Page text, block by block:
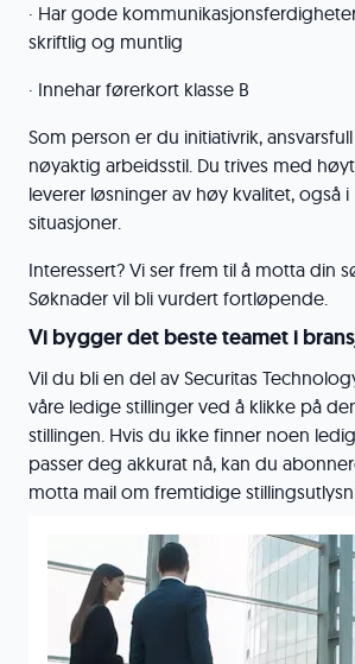
· Har gode
skriftlig og muntlig
· Innehar førerkort klasse B
Som person er du initiativrik,
nøyaktig arbeidsstil. Du trives med
leverer løsninger av høy kvalitet, også
situasjoner.
Interessert? Vi ser frem til å motta din
Søknader vil bli vurdert fortløpende.
Vi bygger det beste teamet i
Vil du bli en del av Securitas
våre ledige stillinger ved å klikke på
stillingen. Hvis du ikke finner noen
passer deg akkurat nå, kan du
motta mail om fremtidige